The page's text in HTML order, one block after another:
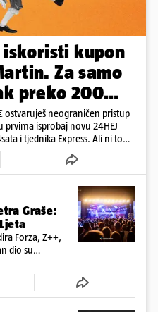
kupon
Za samo
preko 200
ostvaruješ neograničen pristup
prvima isprobaj novu 24HEJ
i tjednika Express. Ali ni to
Graše:
Forza, Z++,
dio su